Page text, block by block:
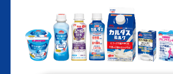
森永の栄養ミルク